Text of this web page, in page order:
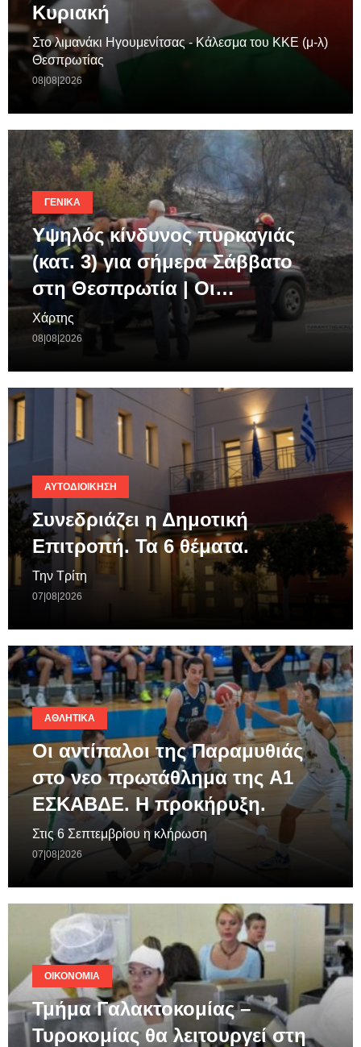
Κυριακή
Στο λιμανάκι Ηγουμενίτσας - Κάλεσμα του ΚΚΕ (μ-λ)
Θεσπρωτίας
08|08|2026
ΓΕΝΙΚΆ
Υψηλός κίνδυνος πυρκαγιάς
(κατ. 3) για σήμερα Σάββατο
στη Θεσπρωτία | Οι…
Χάρτης
08|08|2026
ΑΥΤΟΔΙΟΊΚΗΣΗ
Συνεδριάζει η Δημοτική
Επιτροπή. Τα 6 θέματα.
Την Τρίτη
07|08|2026
ΑΘΛΗΤΙΚΆ
Οι αντίπαλοι της Παραμυθιάς
στο νεο πρωτάθλημα της A1
ΕΣΚΑΒΔΕ. Η προκήρυξη.
Στις 6 Σεπτεμβρίου η κλήρωση
07|08|2026
ΟΙΚΟΝΟΜΊΑ
Τμήμα Γαλακτοκομίας –
Τυροκομίας θα λειτουργεί στη